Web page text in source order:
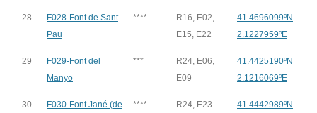
28
F028-Font de Sant
Pau
****
R16, E02,
E15, E22
41.4696099ºN
2.1227959ºE
29
F029-Font del
Manyo
***
R24, E06,
E09
41.4425190ºN
2.1216069ºE
30
F030-Font Jané (de
**** R24, E23
41.4442989ºN